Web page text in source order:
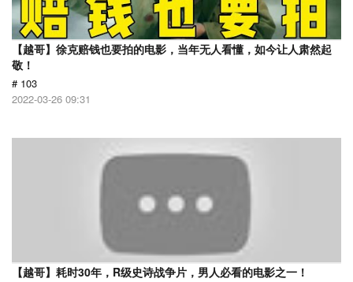
【越哥】徐克赔钱也要拍的电影，当年无人看懂，如今让人肃然起
敬！
# 103
2022-03-26 09:31
【越哥】耗时30年，R级史诗战争片，男人必看的电影之一！